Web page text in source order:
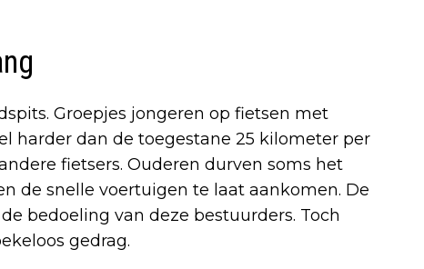
Groepjes jongeren op fietsen met
harder dan de toegestane 25 kilometer per
fietsers. Ouderen durven soms het
de snelle voertuigen te laat aankomen. De
bedoeling van deze bestuurders. Toch
gedrag.